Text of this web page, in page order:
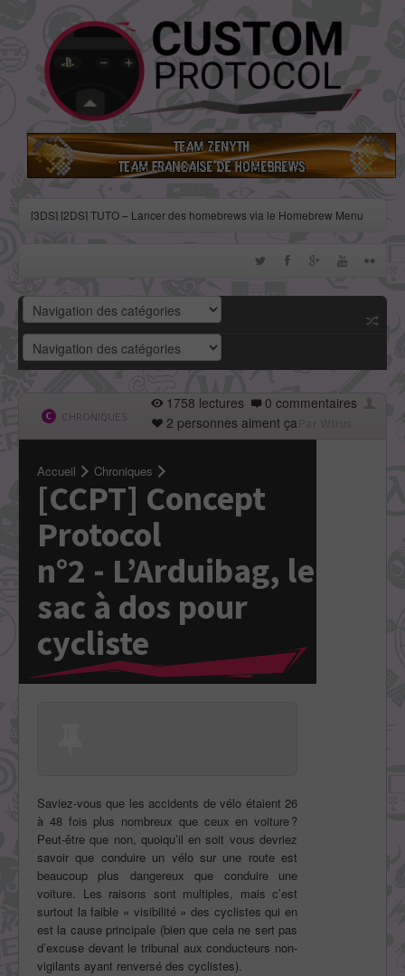
[3DS] [2DS] TUTO – Lancer des homebrews via le Homebrew Menu
[3DS] [2DS] TUTO - Utiliser l’exploit BannerBomb3 pour obtenir un
[3DS] [2DS] TUTO – Obtenir sa clé « movable.sed » de chiffrage
DSiWare via Seedminer
[Vita] Firmware 3.71 : et un nouveau firmware inutile, un !
CHRONIQUES
1758 lectures
2 personnes aiment ça
0 commentaires
Par Wirus
Accueil Chroniques
[CCPT] Concept
Protocol
n°2 - L’Arduibag, le
sac à dos pour
cycliste
Saviez-vous que les accidents de vélo étaient 26
à 48 fois plus nombreux que ceux en voiture ?
Peut-être que non, quoiqu’il en soit vous devriez
savoir que conduire un vélo sur une route est
beaucoup plus dangereux que conduire une
voiture. Les raisons sont multiples, mais c’est
surtout la faible « visibilité » des cyclistes qui en
est la cause principale (bien que cela ne sert pas
d’excuse devant le tribunal aux conducteurs non-
vigilants ayant renversé des cyclistes).